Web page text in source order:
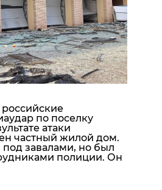
российские
по поселку
атаки
частный жилой дом.
под завалами, но был
полиции. Он